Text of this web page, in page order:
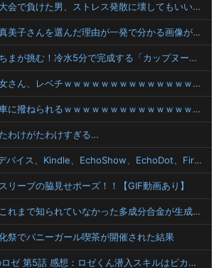
【動画】スマブラの大会で負けた男、ストレス発散に壊してもいい安価なものが見つからず消化不良で死亡wwwwwwwww
【画像】大谷が田中真美子さんを選んだ理由が一発で分かる画像が発見されてしまう
【にじさんじ】町田ちまが挑む！冷水5分で完成する「カップヌードル」（可愛い 町田ちま 強制）
【画像】バブル期の女さん、レベチｗｗｗｗｗｗｗｗｗｗｗｗｗｗｗｗｗｗｗｗｗｗｗｗｗ 【Pickup08082847】
【動画】牛さん、列車に撥ねられるｗｗｗｗｗｗｗｗｗｗｗｗｗｗｗｗｗｗｗｗ
わけがたわけすぎる…
【セール】Amazonデバイス、Kindle、EchoShow、EchoDot、FireTVStick、Ringなどがセール中！
ーブの脇見せポーズ！！【GIF動画あり】
広島の原爆によってこれまで知られていなかった多成分合金が生成されていたことが判明！
祭でバニーガール喫茶が開催された結果
コードギアス 奪還のロゼ 第5話 感想：ロゼくん潜入スキルはピカイチ！兄さんに任せば間違いない！